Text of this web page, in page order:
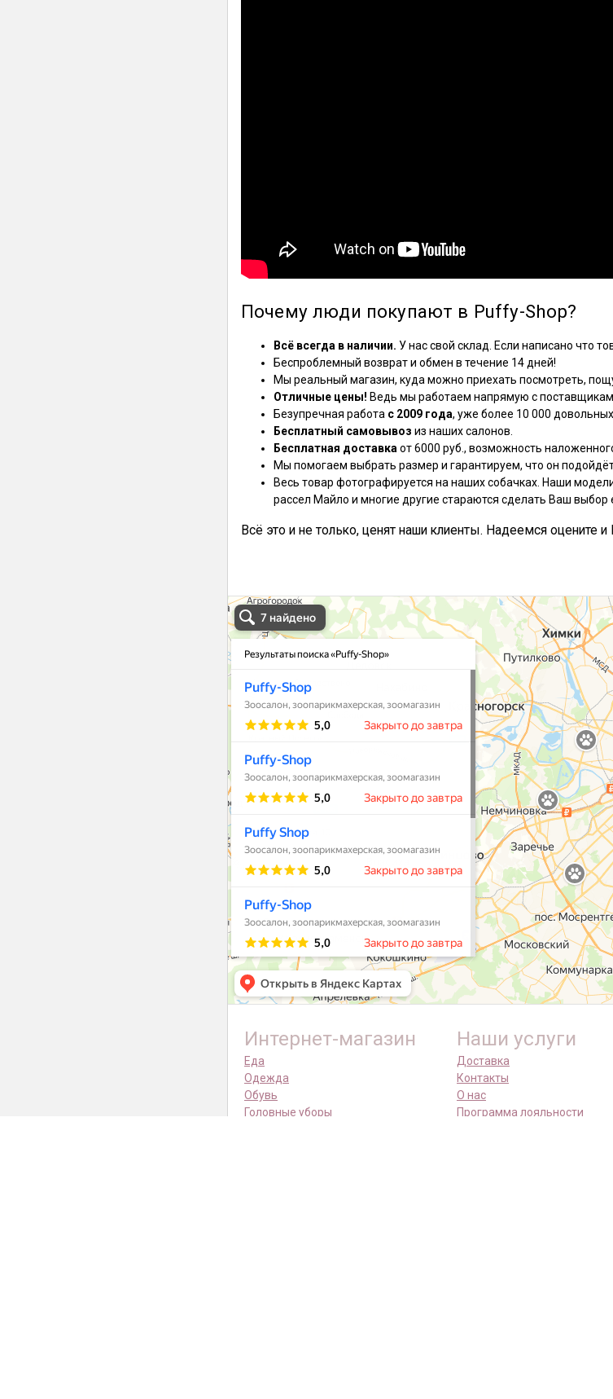
Почему люди покупают в Puffy-Shop?
Всё всегда в наличии. У нас свой склад. Если написано что
Беспроблемный возврат и обмен в течение 14 дней!
Мы реальный магазин, куда можно приехать посмотреть,
Отличные цены! Ведь мы работаем напрямую с
Безупречная работа с 2009 года, уже более 10 000 довольных
Бесплатный самовывоз из наших салонов.
Бесплатная доставка от 6000 руб., возможность
Мы помогаем выбрать размер и гарантируем, что он
Весь товар фотографируется на наших собачках. Наши
рассел Майло и многие другие стараются сделать Ваш
Всё это и не только, ценят наши клиенты. Надеемся оцените
Интернет-магазин
Еда
Одежда
Обувь
Головные уборы
Наши услуги
Доставка
Контакты
О нас
Программа лояльности